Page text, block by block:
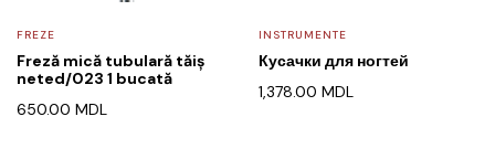
FREZE
Freză mică tubulară tăiș
neted/023 1 bucată
650.00 MDL
INSTRUMENTE
Кусачки для ногтей
1,378.00 MDL